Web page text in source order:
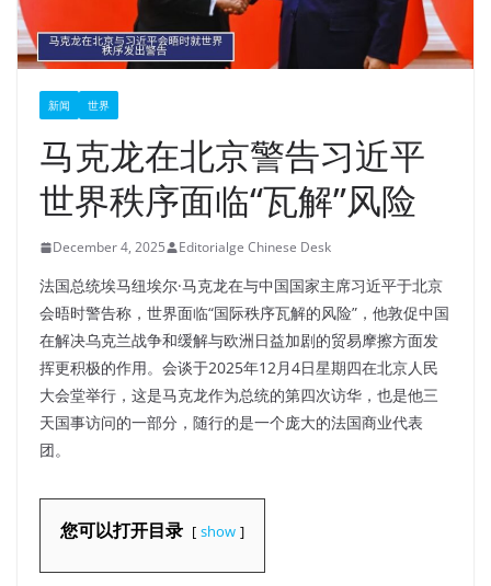
新闻 世界
马克龙在北京警告习近平
世界秩序面临“瓦解”风险
December 4, 2025 Editorialge Chinese Desk
法国总统埃马纽埃尔·马克龙在与中国国家主席习近平于北京
会晤时警告称，世界面临“国际秩序瓦解的风险”，他敦促中国
在解决乌克兰战争和缓解与欧洲日益加剧的贸易摩擦方面发
挥更积极的作用。会谈于2025年12月4日星期四在北京人民
大会堂举行，这是马克龙作为总统的第四次访华，也是他三
天国事访问的一部分，随行的是一个庞大的法国商业代表
团。
您可以打开目录 show